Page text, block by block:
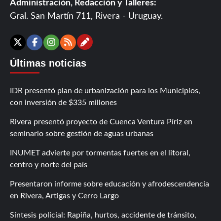
Administración, Redacción y Talleres:
Gral. San Martín 711, Rivera - Uruguay.
X Facebook
Instagram
RSSContáctanos
Últimas noticias
IDR presentó plan de urbanización para los Municipios,
con inversión de $335 millones
Rivera presentó proyecto de Cuenca Ventura Píriz en
seminario sobre gestión de aguas urbanas
INUMET advierte por tormentas fuertes en el litoral,
centro y norte del país
Presentaron informe sobre educación y afrodescendencia
en Rivera, Artigas y Cerro Largo
Síntesis policial: Rapiña, hurtos, accidente de tránsito,